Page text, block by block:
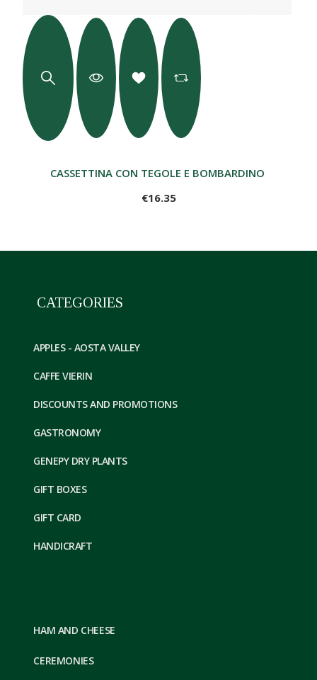
CASSETTINA CON TEGOLE E BOMBARDINO 10CL
€16.35
CATEGORIES
APPLES - AOSTA VALLEY
CAFFE VIERIN
DISCOUNTS AND PROMOTIONS
GASTRONOMY
GENEPY DRY PLANTS
GIFT BOXES
GIFT CARD
HANDICRAFT
HAM AND CHEESE
CEREMONIES